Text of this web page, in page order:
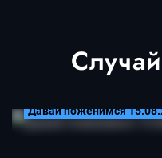
Давай поженимся